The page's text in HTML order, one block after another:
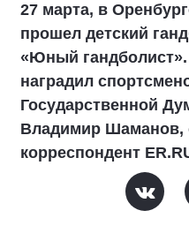
27 марта, в
прошел детский
«Юный
наградил
Государственной
Владимир Шаманов,
корреспондент